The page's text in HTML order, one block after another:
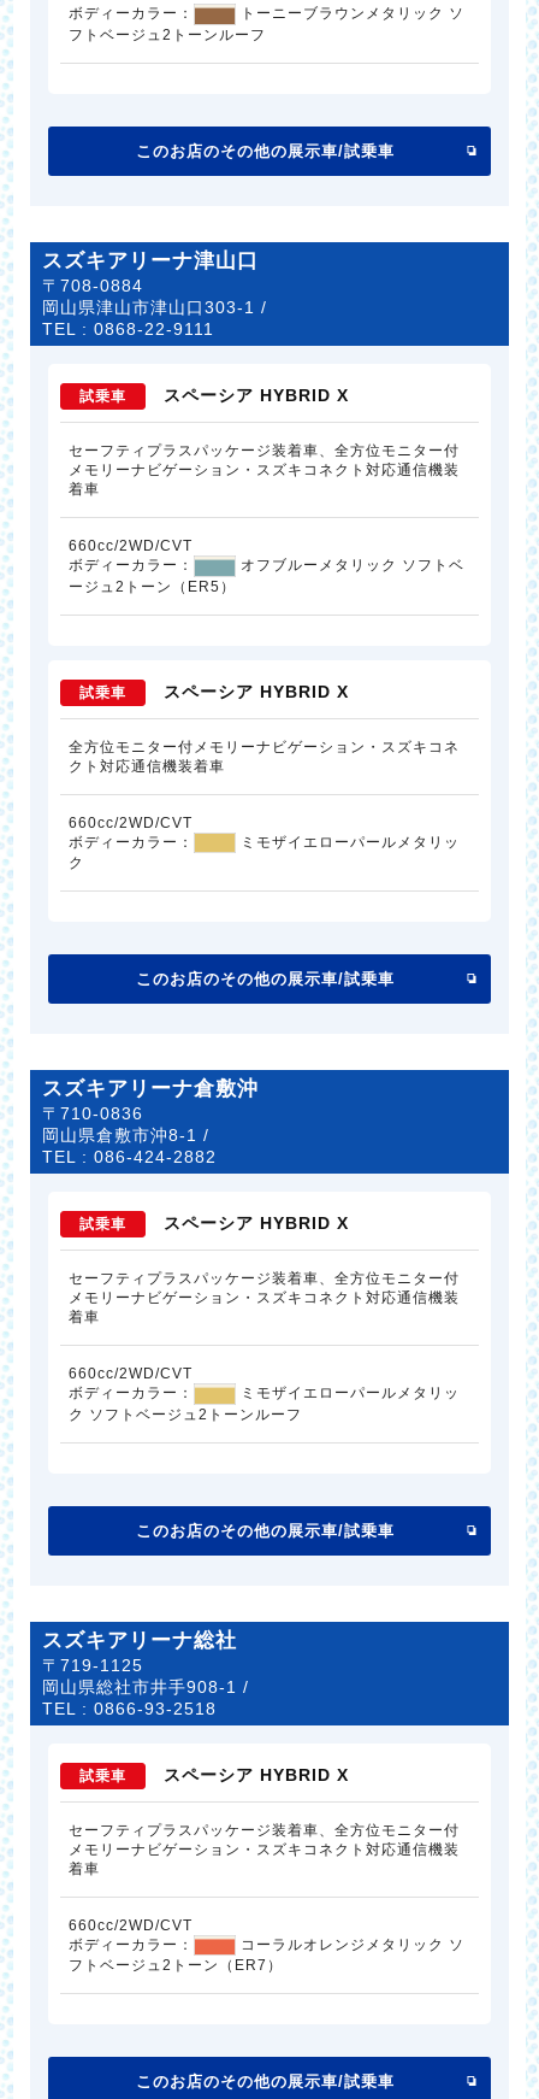
ボディーカラー：
トーニーブラウンメタリック ソ
フトベージュ2トーンルーフ
このお店のその他の展示車/試乗車
スズキアリーナ津山口
〒708-0884
岡山県津山市津山口303-1 /
TEL :0868-22-9111
試乗車 スペーシア HYBRID X
セーフティプラスパッケージ装着車、全方位モニター付
メモリーナビゲーション・スズキコネクト対応通信機装
着車
660cc/2WD/CVT
ボディーカラー：
オフブルーメタリック ソフトベ
ージュ2トーン（ER5）
試乗車 スペーシア HYBRID X
全方位モニター付メモリーナビゲーション・スズキコネ
クト対応通信機装着車
660cc/2WD/CVT
ボディーカラー：
ミモザイエローパールメタリッ
ク
このお店のその他の展示車/試乗車
スズキアリーナ倉敷沖
〒710-0836
岡山県倉敷市沖8-1 /
TEL :086-424-2882
試乗車 スペーシア HYBRID X
セーフティプラスパッケージ装着車、全方位モニター付
メモリーナビゲーション・スズキコネクト対応通信機装
着車
660cc/2WD/CVT
ボディーカラー：
ミモザイエローパールメタリッ
ク ソフトベージュ2トーンルーフ
このお店のその他の展示車/試乗車
スズキアリーナ総社
〒719-1125
岡山県総社市井手908-1 /
TEL :0866-93-2518
試乗車 スペーシア HYBRID X
セーフティプラスパッケージ装着車、全方位モニター付
メモリーナビゲーション・スズキコネクト対応通信機装
着車
660cc/2WD/CVT
ボディーカラー：
コーラルオレンジメタリック ソ
フトベージュ2トーン（ER7）
このお店のその他の展示車/試乗車